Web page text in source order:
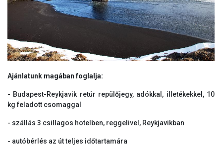
Ajánlatunk magában foglalja:
- Budapest-Reykjavik retúr repülőjegy, adókkal, illetékekkel, 10
kg feladott csomaggal
- szállás 3 csillagos hotelben, reggelivel, Reykjavikban
- autóbérlés az út teljes időtartamára